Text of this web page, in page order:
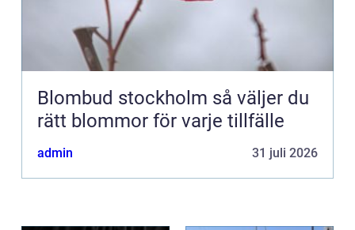
Blombud stockholm så väljer du
rätt blommor för varje tillfälle
admin 31 juli 2026